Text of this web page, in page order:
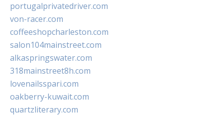
portugalprivatedriver.com
von-racer.com
coffeeshopcharleston.com
salon104mainstreet.com
alkaspringswater.com
318mainstreet8h.com
lovenailsspari.com
oakberry-kuwait.com
quartzliterary.com